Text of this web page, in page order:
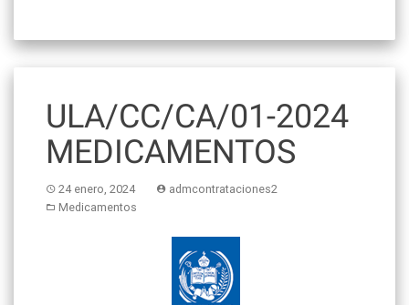
ULA/CC/CA/01-2024
MEDICAMENTOS
24 enero, 2024
admcontrataciones2
Medicamentos